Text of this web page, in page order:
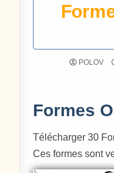
POLOV
Formes
Télécharger 30
Ces formes sont